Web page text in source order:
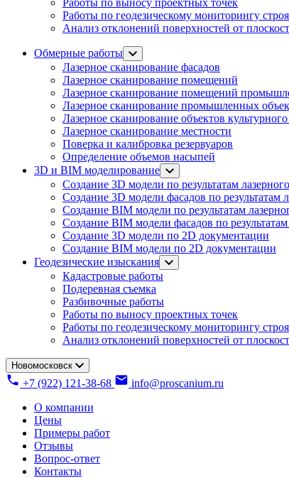
Работы по выносу проектных точек
Работы по геодезическому мониторингу
Анализ отклонений поверхностей от
Обмерные работы
Лазерное сканирование фасадов
Лазерное сканирование помещений
Лазерное сканирование помещений
Лазерное сканирование промышленных
Лазерное сканирование объектов
Лазерное сканирование местности
Поверка и калибровка резервуаров
Определение объемов насы​​пей
3D и BIM моделирование
Создание 3D модели по результатам
Создание 3D модели фасадов по результатам
Создание BIM модели по результатам
Создание BIM модели фасадов по
Создание 3D модели по 2D документации
Создание BIM модели по 2D документации
Геодезические изыскания
Кадастровые работы
Подеревная съемка
Разбивочные работы
Работы по выносу проектных точек
Работы по геодезическому мониторингу
Анализ отклонений поверхностей от
Новомосковск
+7 (922) 121-38-68
info@proscanium.ru
О компании
Цены
Примеры работ
Отзывы
Вопрос-ответ
Контакты